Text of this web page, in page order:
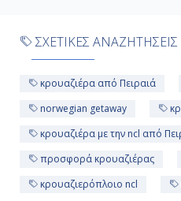
ΣΧΕΤΙΚΕΣ ΑΝΑΖΗΤΗΣΕΙΣ
κρουαζιέρα από Πειραιά
norwegian getaway
κρουαζιέρα με την ncl από
προσφορά κρουαζιέρας
κρουαζιερόπλοιο ncl